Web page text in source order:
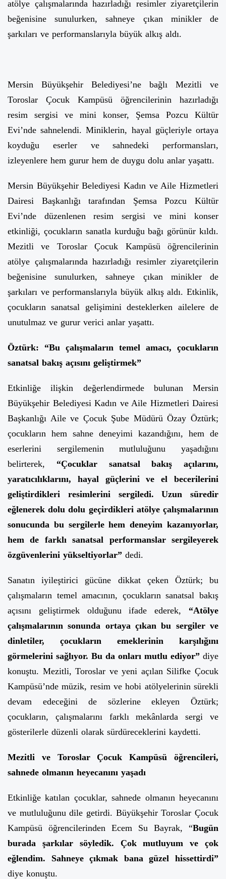
atölye çalışmalarında hazırladığı resimler ziyaretçilerin
beğenisine sunulurken, sahneye çıkan minikler de
şarkıları ve performanslarıyla büyük alkış aldı.
Mersin Büyükşehir Belediyesi’ne bağlı Mezitli ve
Toroslar Çocuk Kampüsü öğrencilerinin hazırladığı
resim sergisi ve mini konser, Şemsa Pozcu Kültür
Evi’nde sahnelendi. Miniklerin, hayal güçleriyle ortaya
koyduğu eserler ve sahnedeki performansları,
izleyenlere hem gurur hem de duygu dolu anlar yaşattı.
Mersin Büyükşehir Belediyesi Kadın ve Aile Hizmetleri
Dairesi Başkanlığı tarafından Şemsa Pozcu Kültür
Evi’nde düzenlenen resim sergisi ve mini konser
etkinliği, çocukların sanatla kurduğu bağı görünür kıldı.
Mezitli ve Toroslar Çocuk Kampüsü öğrencilerinin
atölye çalışmalarında hazırladığı resimler ziyaretçilerin
beğenisine sunulurken, sahneye çıkan minikler de
şarkıları ve performanslarıyla büyük alkış aldı. Etkinlik,
çocukların sanatsal gelişimini desteklerken ailelere de
unutulmaz ve gurur verici anlar yaşattı.
Öztürk: “Bu çalışmaların temel amacı, çocukların
sanatsal bakış açısını geliştirmek”
Etkinliğe ilişkin değerlendirmede bulunan Mersin
Büyükşehir Belediyesi Kadın ve Aile Hizmetleri Dairesi
Başkanlığı Aile ve Çocuk Şube Müdürü Özay Öztürk;
çocukların hem sahne deneyimi kazandığını, hem de
eserlerini sergilemenin mutluluğunu yaşadığını
belirterek, “Çocuklar sanatsal bakış açılarını,
yaratıcılıklarını, hayal güçlerini ve el becerilerini
geliştirdikleri resimlerini sergiledi. Uzun süredir
eğlenerek dolu dolu geçirdikleri atölye çalışmalarının
sonucunda bu sergilerle hem deneyim kazanıyorlar,
hem de farklı sanatsal performanslar sergileyerek
özgüvenlerini yükseltiyorlar” dedi.
Sanatın iyileştirici gücüne dikkat çeken Öztürk; bu
çalışmaların temel amacının, çocukların sanatsal bakış
açısını geliştirmek olduğunu ifade ederek, “Atölye
çalışmalarının sonunda ortaya çıkan bu sergiler ve
dinletiler, çocukların emeklerinin karşılığını
görmelerini sağlıyor. Bu da onları mutlu ediyor” diye
konuştu. Mezitli, Toroslar ve yeni açılan Silifke Çocuk
Kampüsü’nde müzik, resim ve hobi atölyelerinin sürekli
devam edeceğini de sözlerine ekleyen Öztürk;
çocukların, çalışmalarını farklı mekânlarda sergi ve
gösterilerle düzenli olarak sürdüreceklerini kaydetti.
Mezitli ve Toroslar Çocuk Kampüsü öğrencileri,
sahnede olmanın heyecanını yaşadı
Etkinliğe katılan çocuklar, sahnede olmanın heyecanını
ve mutluluğunu dile getirdi. Büyükşehir Toroslar Çocuk
Kampüsü öğrencilerinden Ecem Su Bayrak, “Bugün
burada şarkılar söyledik. Çok mutluyum ve çok
eğlendim. Sahneye çıkmak bana güzel hissettirdi”
diye konuştu.